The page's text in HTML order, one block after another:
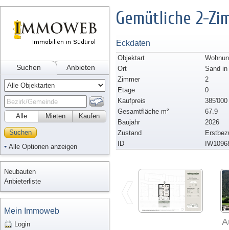
Suchen Anbieten
Alle Kaufen
Mieten
Suchen
Alle Optionen anzeigen
Neubauten
Anbieterliste
Mein Immoweb
Login
Gemütliche 2-
Eckdaten
Objektart
Ort
Sand in
Zimmer
2
Etage
0
Kaufpreis
385'000
Gesamtfläche m²
67.9
Baujahr
2026
Zustand
ID